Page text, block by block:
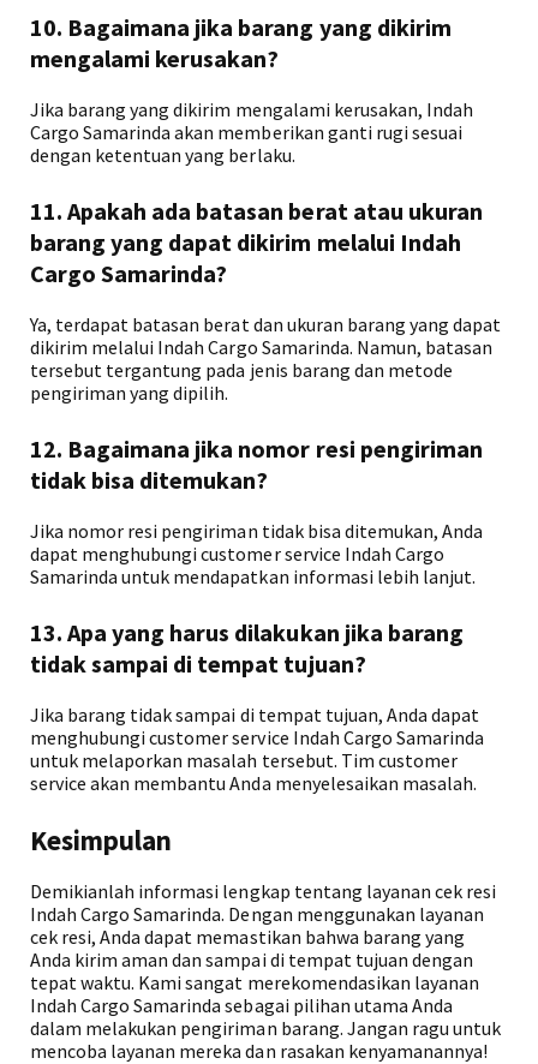
10. Bagaimana jika barang yang dikirim
mengalami kerusakan?
Jika barang yang dikirim mengalami kerusakan, Indah
Cargo Samarinda akan memberikan ganti rugi sesuai
dengan ketentuan yang berlaku.
11. Apakah ada batasan berat atau ukuran
barang yang dapat dikirim melalui Indah
Cargo Samarinda?
Ya, terdapat batasan berat dan ukuran barang yang dapat
dikirim melalui Indah Cargo Samarinda. Namun, batasan
tersebut tergantung pada jenis barang dan metode
pengiriman yang dipilih.
12. Bagaimana jika nomor resi pengiriman
tidak bisa ditemukan?
Jika nomor resi pengiriman tidak bisa ditemukan, Anda
dapat menghubungi customer service Indah Cargo
Samarinda untuk mendapatkan informasi lebih lanjut.
13. Apa yang harus dilakukan jika barang
tidak sampai di tempat tujuan?
Jika barang tidak sampai di tempat tujuan, Anda dapat
menghubungi customer service Indah Cargo Samarinda
untuk melaporkan masalah tersebut. Tim customer
service akan membantu Anda menyelesaikan masalah.
Kesimpulan
Demikianlah informasi lengkap tentang layanan cek resi
Indah Cargo Samarinda. Dengan menggunakan layanan
cek resi, Anda dapat memastikan bahwa barang yang
Anda kirim aman dan sampai di tempat tujuan dengan
tepat waktu. Kami sangat merekomendasikan layanan
Indah Cargo Samarinda sebagai pilihan utama Anda
dalam melakukan pengiriman barang. Jangan ragu untuk
mencoba layanan mereka dan rasakan kenyamanannya!